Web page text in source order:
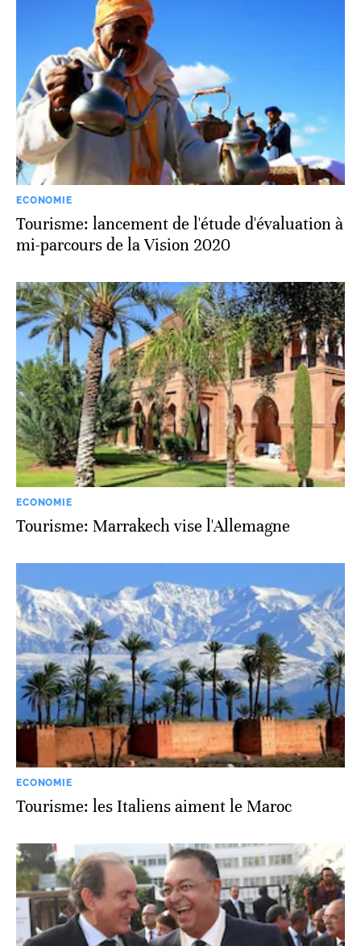
ECONOMIE
Tourisme: lancement de l'étude d'évaluation à
mi-parcours de la Vision 2020
ECONOMIE
Tourisme: Marrakech vise l'Allemagne
ECONOMIE
Tourisme: les Italiens aiment le Maroc